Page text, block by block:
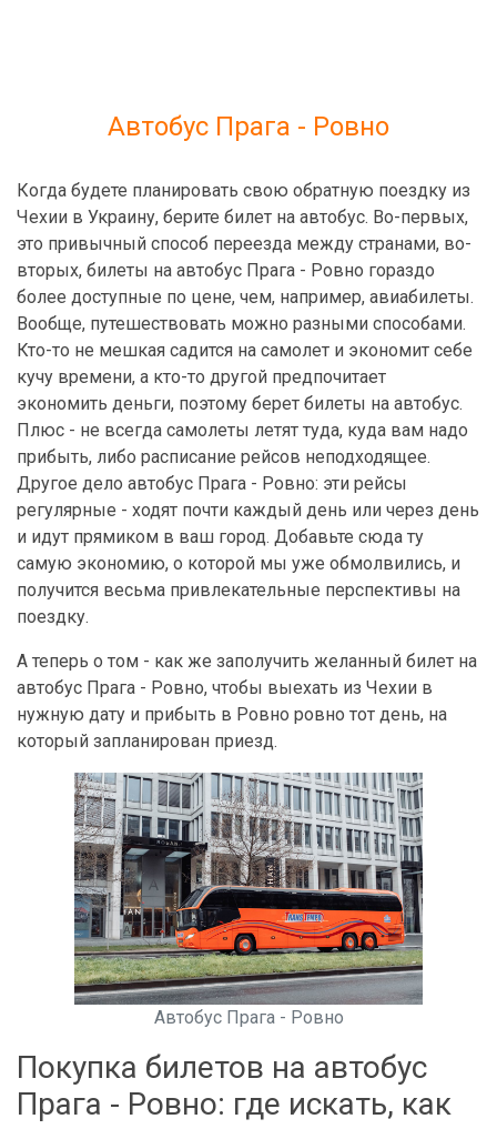
Автобус Прага - Ровно
Когда будете планировать свою обратную поездку из
Чехии в Украину, берите билет на автобус. Во-первых,
это привычный способ переезда между странами, во-
вторых, билеты на автобус Прага - Ровно гораздо
более доступные по цене, чем, например, авиабилеты.
Вообще, путешествовать можно разными способами.
Кто-то не мешкая садится на самолет и экономит себе
кучу времени, а кто-то другой предпочитает
экономить деньги, поэтому берет билеты на автобус.
Плюс - не всегда самолеты летят туда, куда вам надо
прибыть, либо расписание рейсов неподходящее.
Другое дело автобус Прага - Ровно: эти рейсы
регулярные - ходят почти каждый день или через день
и идут прямиком в ваш город. Добавьте сюда ту
самую экономию, о которой мы уже обмолвились, и
получится весьма привлекательные перспективы на
поездку.
А теперь о том - как же заполучить желанный билет на
автобус Прага - Ровно, чтобы выехать из Чехии в
нужную дату и прибыть в Ровно ровно тот день, на
который запланирован приезд.
Автобус Прага - Ровно
Покупка билетов на автобус
Прага - Ровно: где искать, как